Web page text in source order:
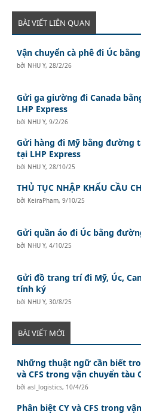
BÀI VIẾT LIÊN QUAN
Vận chuyển cà phê đi Úc
bởi NHU Y, 28/2/26
Gửi ga giường đi Canada
LHP Express
bởi NHU Y,9/2/26
Gửi hàng đi Mỹ bằng đường
tại LHP Express
bởi NHU Y, 28/10/25
THỦ TỤC NHẬP KHẨU CẦU
bởi KeiraPham,9/10/25
Gửi quần áo đi Úc bằng
bởi NHU Y,4/10/25
Gửi đồ trang trí đi Mỹ, Úc,
tính ký
bởi NHU Y,30/8/25
BÀI VIẾT MỚI
Những thuật ngữ cần biết
và CFS trong vận chuyển tàu
bởiasl_logistics, 10/4/26
Phân biệt CY và CFS trong